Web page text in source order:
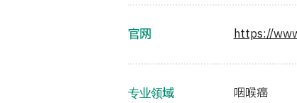
官网 https://
专业领域
咽喉癌